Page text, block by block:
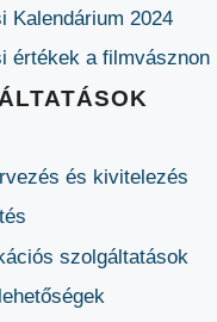
Kalendárium 2024
értékek a filmvásznon
és kivitelezés
szolgáltatások